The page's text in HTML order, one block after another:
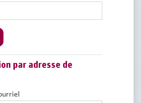
par adresse de courriel
par adresse de